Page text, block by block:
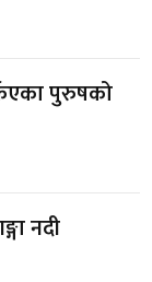
पुरुषको
नदी